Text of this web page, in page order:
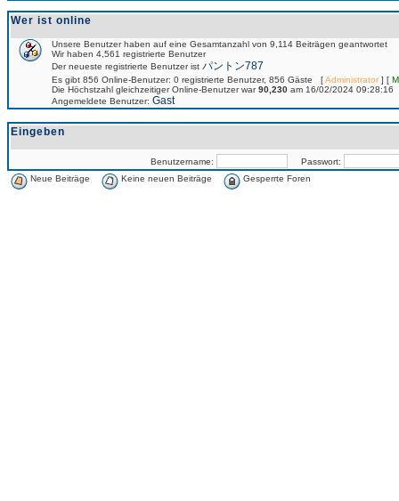
Wer ist online
Unsere Benutzer haben auf eine Gesamtanzahl von 9,114 Beiträgen geantwortet
Wir haben 4,561 registrierte Benutzer
Der neueste registrierte Benutzer ist パントン787
Es gibt 856 Online-Benutzer: 0 registrierte Benutzer, 856 Gäste [Administrator] [
Die Höchstzahl gleichzeitiger Online-Benutzer war90,230 am 16/02/2024 09:28:16
Angemeldete Benutzer: Gast
Eingeben
Benutzername:
Passwort:
Neue Beiträge
Keine neuen Beiträge Gesperrte Foren